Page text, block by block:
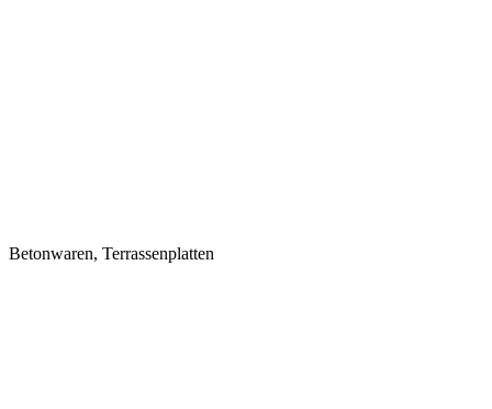
Betonwaren, Terrassenplatten